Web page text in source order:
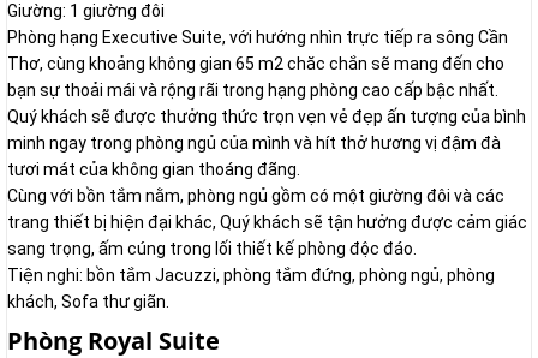
Giường: 1 giường đôi
Phòng hạng Executive Suite, với hướng nhìn trực tiếp ra sông Cần
Thơ, cùng khoảng không gian 65 m2 chăc chắn sẽ mang đến cho
bạn sự thoải mái và rộng rãi trong hạng phòng cao cấp bậc nhất.
Quý khách sẽ được thưởng thức trọn vẹn vẻ đẹp ấn tượng của bình
minh ngay trong phòng ngủ của mình và hít thở hương vị đậm đà
tươi mát của không gian thoáng đãng.
Cùng với bồn tắm nằm, phòng ngủ gồm có một giường đôi và các
trang thiết bị hiện đại khác, Quý khách sẽ tận hưởng được cảm giác
sang trọng, ấm cúng trong lối thiết kế phòng độc đáo.
Tiện nghi: bồn tắm Jacuzzi, phòng tắm đứng, phòng ngủ, phòng
khách, Sofa thư giãn.
Phòng Royal Suite